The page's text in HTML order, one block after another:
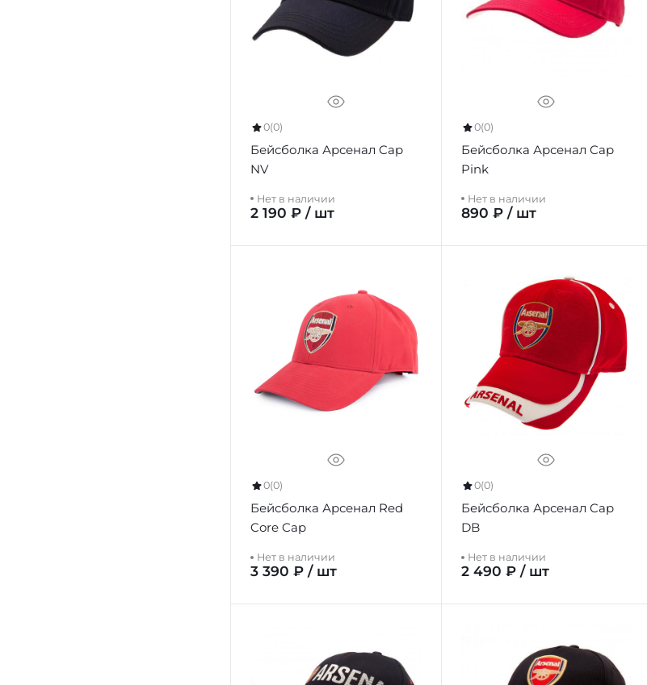
0(0)
Бейсболка Арсенал Cap
NV
Нет в наличии
2 190 ₽ / шт
0(0)
Бейсболка Арсенал Cap
Pink
Нет в наличии
890 ₽ / шт
0(0)
Бейсболка Арсенал Red
Core Cap
Нет в наличии
3 390 ₽ / шт
0(0)
Бейсболка Арсенал Cap
DB
Нет в наличии
2 490 ₽ / шт